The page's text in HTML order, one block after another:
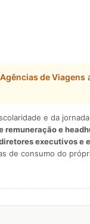
Agências de Viagens
e da
remuneração e
executivos e
de consumo do